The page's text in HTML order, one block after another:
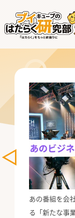
はたらく部署
はたらく課題
はたらく製品・
公式X
あの番組を会
る「新たな事